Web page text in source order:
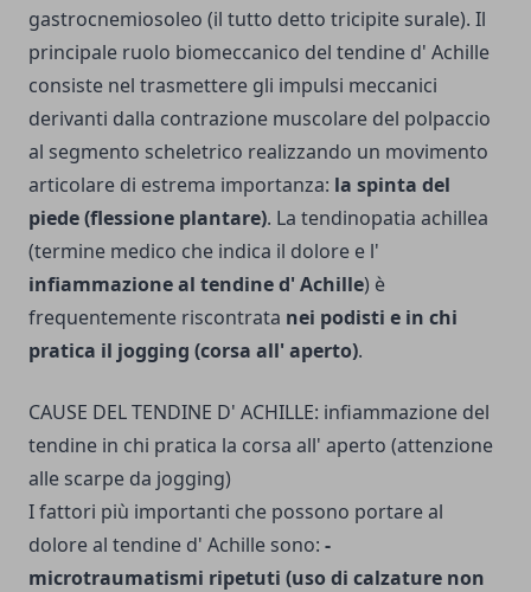
gastrocnemiosoleo (il tutto detto tricipite surale). Il
principale ruolo biomeccanico del tendine d' Achille
consiste nel trasmettere gli impulsi meccanici
derivanti dalla contrazione muscolare del polpaccio
al segmento scheletrico realizzando un movimento
articolare di estrema importanza: la spinta del
piede (flessione plantare). La tendinopatia achillea
(termine medico che indica il dolore e l'
infiammazione al tendine d' Achille) è
frequentemente riscontrata nei podisti e in chi
pratica il jogging (corsa all' aperto).
CAUSE DEL TENDINE D' ACHILLE: infiammazione del
tendine in chi pratica la corsa all' aperto (attenzione
alle scarpe da jogging)
I fattori più importanti che possono portare al
dolore al tendine d' Achille sono: -
microtraumatismi ripetuti (uso di calzature non